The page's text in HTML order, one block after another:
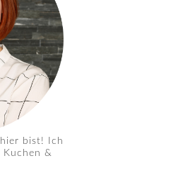
bist! Ich
Kuchen &